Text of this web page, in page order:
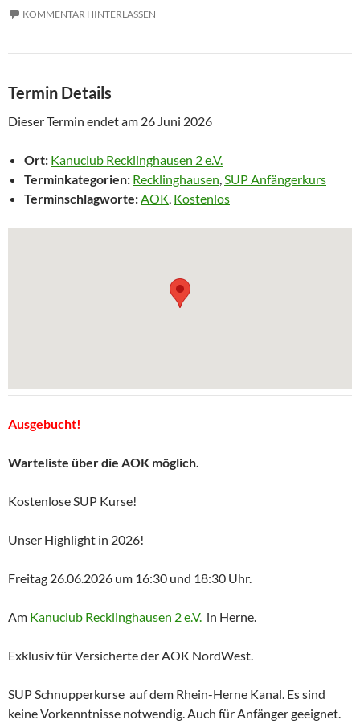
KOMMENTAR HINTERLASSEN
Termin Details
Dieser Termin endet am 26 Juni 2026
Ort: Kanuclub Recklinghausen 2 e.V.
Terminkategorien: Recklinghausen,SUP Anfängerkurs
Terminschlagworte:AOK, Kostenlos
Ausgebucht!
Warteliste über die AOK möglich.
Kostenlose SUP Kurse!
Unser Highlight in 2026!
Freitag 26.06.2026 um 16:30 und 18:30 Uhr.
Am Kanuclub Recklinghausen 2 e.V. in Herne.
Exklusiv für Versicherte der AOK NordWest.
SUP Schnupperkurse auf dem Rhein-Herne Kanal. Es sind
keine Vorkenntnisse notwendig. Auch für Anfänger geeignet.